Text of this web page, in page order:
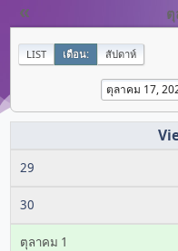
« ตุ
LIST เดือน: สัปดาห์
29
30
ตุลาคม 1